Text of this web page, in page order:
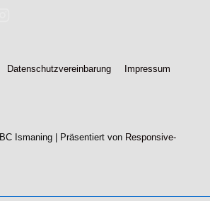
Datenschutzvereinbarung Impressum
BC Ismaning | Präsentiert von Responsive-